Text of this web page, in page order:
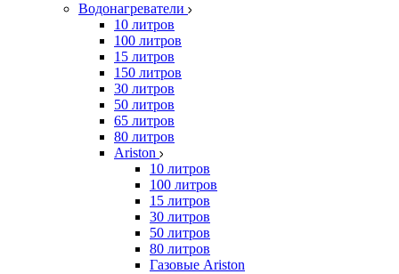
Водонагреватели
10 литров
100 литров
15 литров
150 литров
30 литров
50 литров
65 литров
80 литров
Ariston
10 литров
100 литров
15 литров
30 литров
50 литров
80 литров
Газовые Ariston